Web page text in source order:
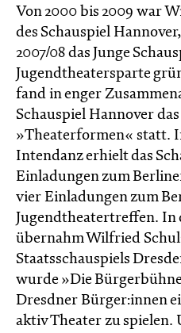
Von 2000 bis 2009 war
des Schauspiel
2007/08 das Junge
Jugendtheatersparte
fand in enger
Schauspiel Hannover
»Theaterformen« statt.
Intendanz erhielt das
Einladungen zum
vier Einladungen zum
Jugendtheatertreffen. In
übernahm Wilfried
Staatsschauspiels
wurde »Die
Dresdner Bürger:innen
aktiv Theater zu spielen.